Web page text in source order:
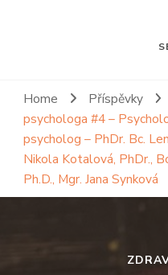
Home Příspěvky
psychologa #4 –
psycholog – PhDr. Bc.
Nikola Kotalová, PhDr.,
Ph.D., Mgr. Jana Synková